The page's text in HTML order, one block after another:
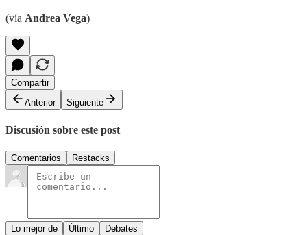
(vía Andrea Vega)
Compartir
Anterior
Siguiente
Discusión sobre este post
Comentarios Restacks
Lo mejor de Último Debates